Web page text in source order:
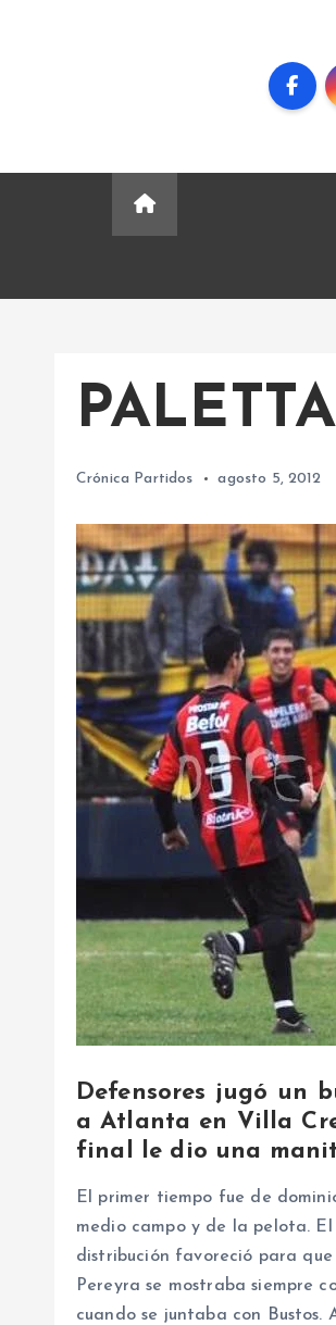
Crónica Partidos agosto 5, 2012
Defensores jugó un
a Atlanta en Villa
final le dio una
El primer tiempo fue de
medio campo y de la pelota.
distribución favoreció para
Pereyra se mostraba siempre
cuando se juntaba con